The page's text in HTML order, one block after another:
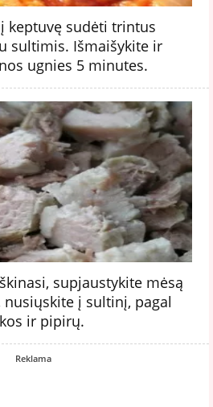
keptuvę sudėti trintus
sultimis. Išmaišykite ir
ugnies 5 minutes.
supjaustykite mėsą
nusiųskite į sultinį, pagal
ir pipirų.
Reklama